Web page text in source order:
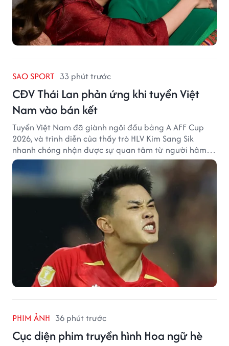
SAO SPORT 33 phút trước
CĐV Thái Lan phản ứng khi tuyển Việt
Nam vào bán kết
Tuyển Việt Nam đã giành ngôi đầu bảng A AFF Cup
2026, và trình diễn của thầy trò HLV Kim Sang Sik
nhanh chóng nhận được sự quan tâm từ người hâm
mộ Thái Lan.
PHIM ẢNH 36 phút trước
Cục diện phim truyền hình Hoa ngữ hè